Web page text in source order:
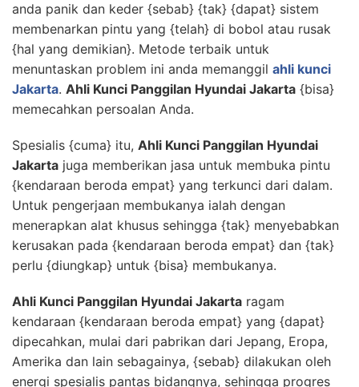
anda panik dan keder {sebab} {tak} {dapat} sistem
membenarkan pintu yang {telah} di bobol atau rusak
{hal yang demikian}. Metode terbaik untuk
menuntaskan problem ini anda memanggil ahli kunci
Jakarta. Ahli Kunci Panggilan Hyundai Jakarta {bisa}
memecahkan persoalan Anda.
Spesialis {cuma} itu, Ahli Kunci Panggilan Hyundai
Jakarta juga memberikan jasa untuk membuka pintu
{kendaraan beroda empat} yang terkunci dari dalam.
Untuk pengerjaan membukanya ialah dengan
menerapkan alat khusus sehingga {tak} menyebabkan
kerusakan pada {kendaraan beroda empat} dan {tak}
perlu {diungkap} untuk {bisa} membukanya.
Ahli Kunci Panggilan Hyundai Jakarta ragam
kendaraan {kendaraan beroda empat} yang {dapat}
dipecahkan, mulai dari pabrikan dari Jepang, Eropa,
Amerika dan lain sebagainya, {sebab} dilakukan oleh
energi spesialis pantas bidangnya, sehingga progres